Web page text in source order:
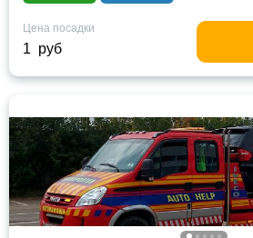
Цена посадки
1 руб